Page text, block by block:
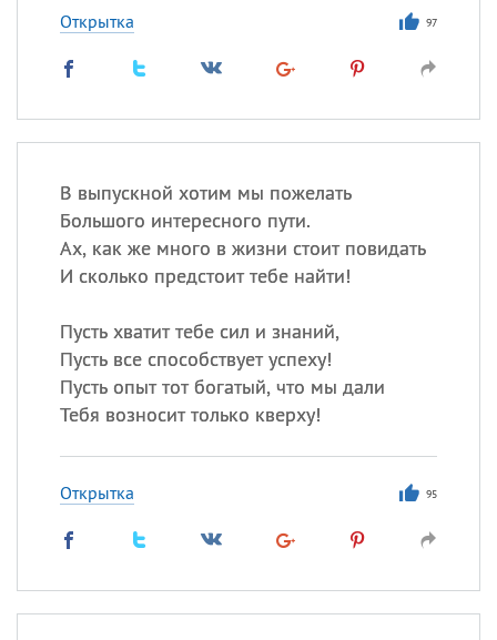
Открытка 97
В выпускной хотим мы пожелать
Большого интересного пути.
Ах, как же много в жизни стоит повидать
И сколько предстоит тебе найти!
Пусть хватит тебе сил и знаний,
Пусть все способствует успеху!
Пусть опыт тот богатый, что мы дали
Тебя возносит только кверху!
Открытка 95